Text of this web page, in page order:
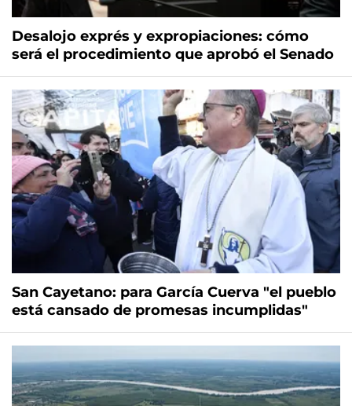
Desalojo exprés y expropiaciones: cómo
será el procedimiento que aprobó el Senado
San Cayetano: para García Cuerva "el pueblo
está cansado de promesas incumplidas"